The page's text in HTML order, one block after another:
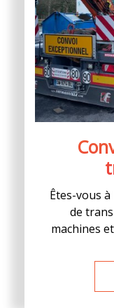
Êtes-vous
de
machines